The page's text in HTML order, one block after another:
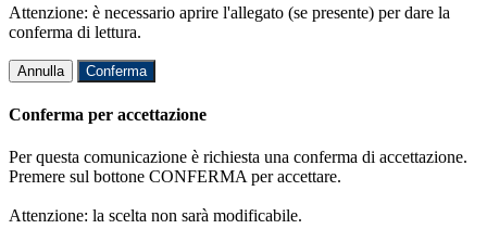
Attenzione: è necessario aprire l'allegato (se presente) per dare la
conferma di lettura.
Annulla Conferma
Conferma per accettazione
Per questa comunicazione è richiesta una conferma di accettazione.
Premere sul bottone CONFERMA per accettare.
Attenzione: la scelta non sarà modificabile.